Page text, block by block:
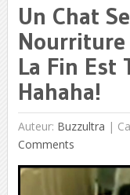
Un Chat
Nourriture
La Fin Est
Hahaha!
Auteur: Buzzultra |
Comments